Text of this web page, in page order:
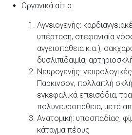
Οργανικά αίτια:
Αγγειογενής:
υπέρταση, στεφανιαία
αγγειοπάθεια κ.α.),
δυσλιπιδαιμία,
Νευρογενής:
Παρκινσον, πολλαπλή
εγκεφαλικά επεισόδια,
πολυνευροπάθεια, μετά
Ανατομική: υποσπαδίας,
κάταγμα πέους